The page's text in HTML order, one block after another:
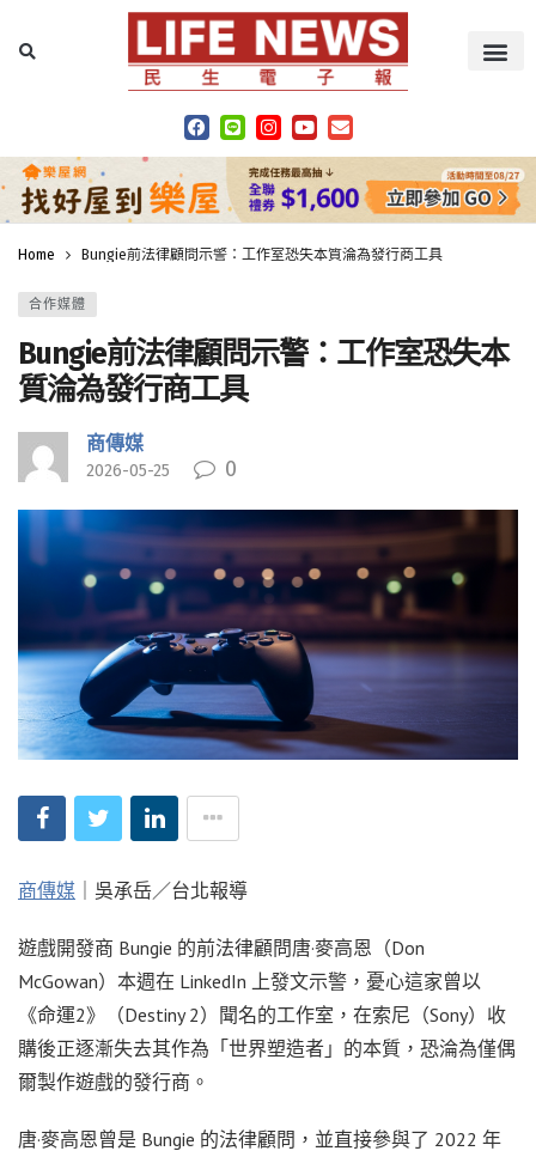
Home Bungie前法律顧問示警：工作室恐失本質淪為發行商工具
合作媒體
Bungie前法律顧問示警：工作室恐失本
質淪為發行商工具
商傳媒
2026-05-25 0
商傳媒 ｜吳承岳／台北報導
遊戲開發商 Bungie 的前法律顧問唐·麥高恩（Don
McGowan）本週在 LinkedIn 上發文示警，憂心這家曾以
《命運2》（Destiny 2）聞名的工作室，在索尼（Sony）收
購後正逐漸失去其作為「世界塑造者」的本質，恐淪為僅偶
爾製作遊戲的發行商。
唐·麥高恩曾是 Bungie 的法律顧問，並直接參與了 2022 年